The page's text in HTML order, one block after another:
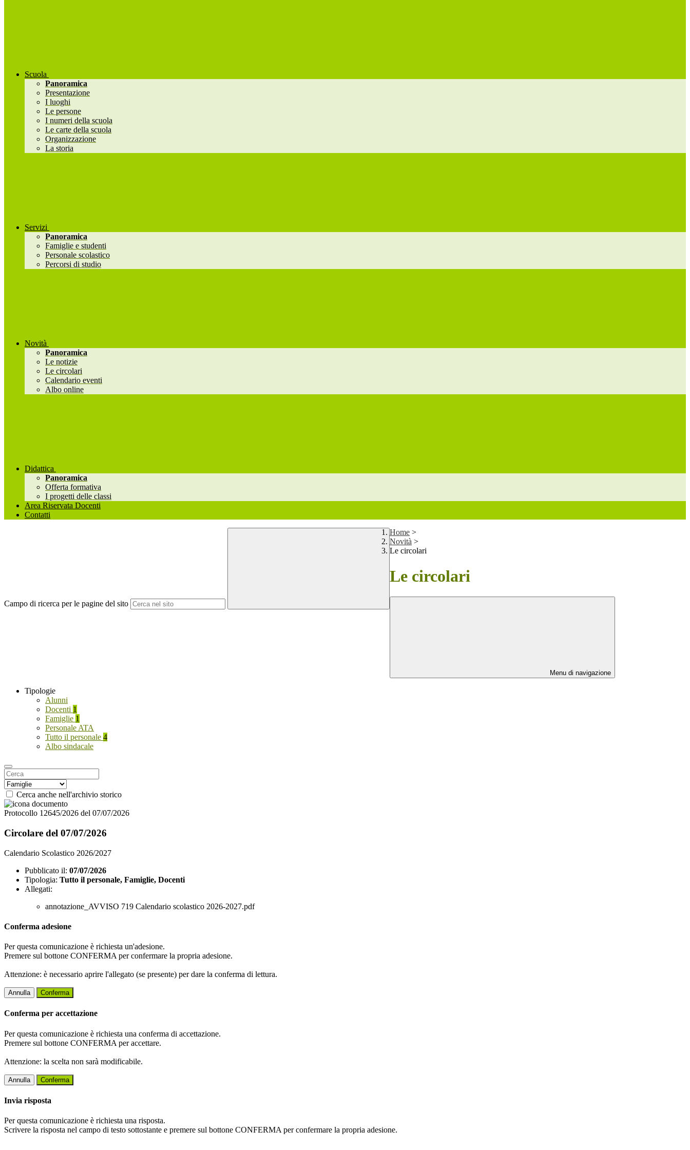
Scuola
Panoramica
Presentazione
I luoghi
Le persone
I numeri della scuola
Le carte della scuola
Organizzazione
La storia
Servizi
Panoramica
Famiglie e studenti
Personale scolastico
Percorsi di studio
Novità
Panoramica
Le notizie
Le circolari
Calendario eventi
Albo online
Didattica
Panoramica
Offerta formativa
I progetti delle classi
Area Riservata Docenti
Contatti
Campo di ricerca per le pagine del sito
Home >
Novità >
Le circolari
Le circolari
Menu di navigazione
Tipologie
Alunni
Docenti 1
Famiglie 1
Personale ATA
Tutto il personale 4
Albo sindacale
Cerca anche nell'archivio storico
Protocollo 12645/2026 del 07/07/2026
Circolare del 07/07/2026
Calendario Scolastico 2026/2027
Pubblicato il: 07/07/2026
Tipologia: Tutto il personale, Famiglie, Docenti
Allegati:
annotazione_AVVISO 719 Calendario scolastico 2026-2027.pdf
Conferma adesione
Per questa comunicazione è richiesta un'adesione.
Premere sul bottone CONFERMA per confermare la propria adesione.
Attenzione: è necessario aprire l'allegato (se presente) per dare la conferma di lettura.
Annulla Conferma
Conferma per accettazione
Per questa comunicazione è richiesta una conferma di accettazione.
Premere sul bottone CONFERMA per accettare.
Attenzione: la scelta non sarà modificabile.
Annulla Conferma
Invia risposta
Per questa comunicazione è richiesta una risposta.
Scrivere la risposta nel campo di testo sottostante e premere sul bottone CONFERMA per confermare la propria adesione.